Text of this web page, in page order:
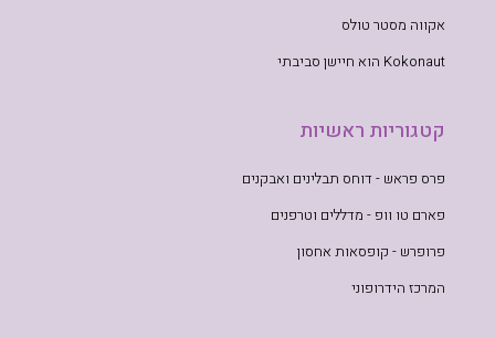
אקווה מסטר טולס
Kokonaut הוא חיישן סביבתי
קטגוריות ראשיות
פרס פראש - דוחס תבלינים ואבקנים
פארם טו וופ - מדללים וטרפנים
פרופרש - קופסאות אחסון
המרכז הידרופוני